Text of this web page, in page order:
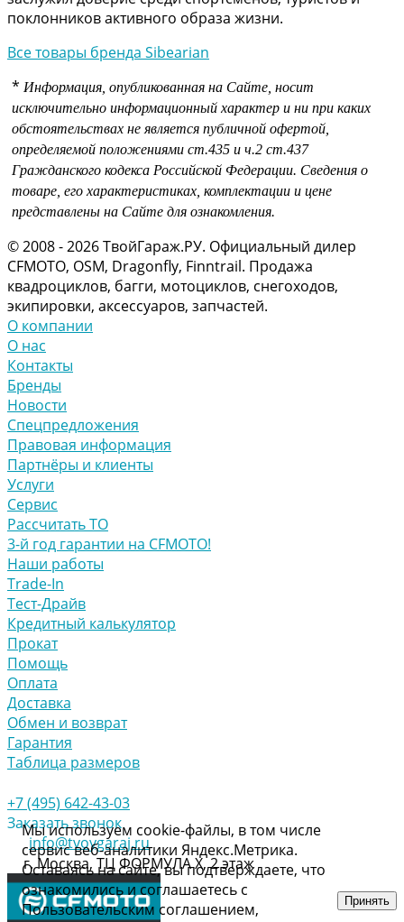
поклонников активного образа жизни.
Все товары бренда Sibearian
* Информация, опубликованная на Сайте, носит
исключительно информационный характер и ни при каких
обстоятельствах не является публичной офертой,
определяемой положениями ст.435 и ч.2 ст.437
Гражданского кодекса Российской Федерации. Сведения о
товаре, его характеристиках, комплектации и цене
представлены на Сайте для ознакомления.
© 2008 - 2026 ТвойГараж.РУ. Официальный дилер
CFMOTO, OSM, Dragonfly, Finntrail. Продажа
квадроциклов, багги, мотоциклов, снегоходов,
экипировки, аксессуаров, запчастей.
О компании
О нас
Контакты
Бренды
Новости
Спецпредложения
Правовая информация
Партнёры и клиенты
Услуги
Сервис
Рассчитать ТО
3-й год гарантии на CFMOTO!
Наши работы
Trade-In
Тест-Драйв
Кредитный калькулятор
Прокат
Помощь
Оплата
Доставка
Обмен и возврат
Гарантия
Таблица размеров
+7 (495) 642-43-03
Заказать звонок
info@tvoygaraj.ru
г. Москва, ТЦ ФОРМУЛА Х, 2 этаж
Мы используем cookie-файлы, в том числе
сервис веб-аналитики Яндекс.Метрика.
Оставаясь на сайте, вы подтверждаете, что
ознакомились и соглашаетесь с
Пользовательским соглашением,
Принять